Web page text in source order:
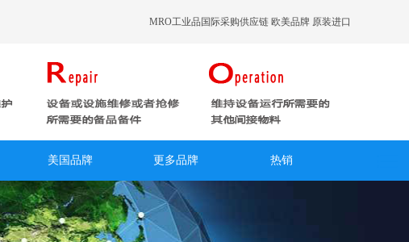
MRO工业品国际采购供应链 欧美品牌 原装进口
美国品牌 更多品牌 热销